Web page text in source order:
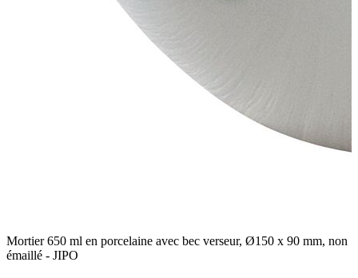
Mortier 650 ml en porcelaine avec bec verseur, Ø150 x 90 mm, non
émaillé - JIPO